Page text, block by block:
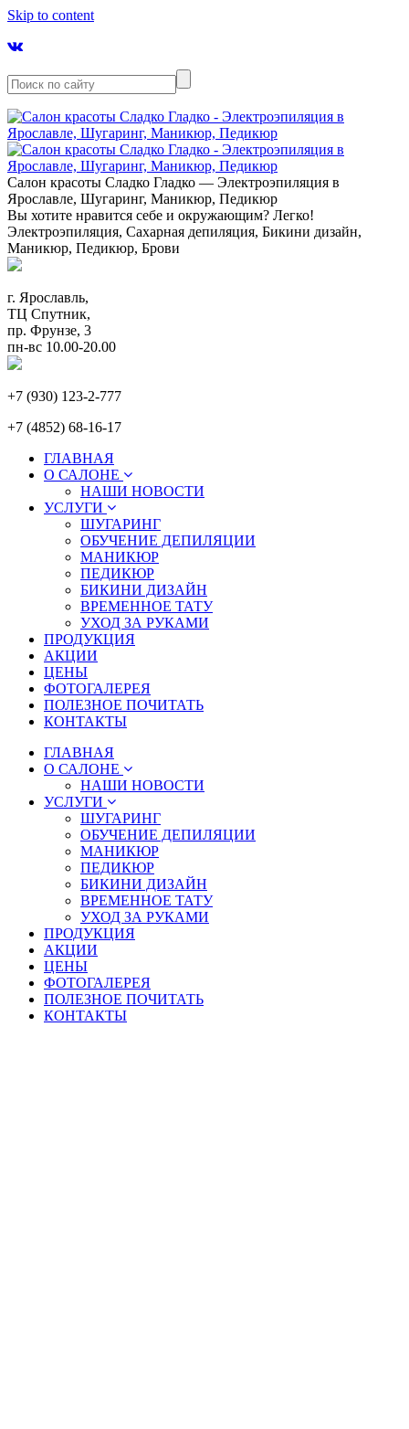
Skip to content
Салон красоты Сладко Гладко — Электроэпиляция в
Ярославле, Шугаринг, Маникюр, Педикюр
Вы хотите нравится себе и окружающим? Легко!
Электроэпиляция, Сахарная депиляция, Бикини дизайн,
Маникюр, Педикюр, Брови
г. Ярославль,
ТЦ Спутник,
пр. Фрунзе, 3
пн-вс 10.00-20.00
+7 (930) 123-2-777
+7 (4852) 68-16-17
ГЛАВНАЯ
О САЛОНЕ
НАШИ НОВОСТИ
УСЛУГИ
ШУГАРИНГ
ОБУЧЕНИЕ ДЕПИЛЯЦИИ
МАНИКЮР
ПЕДИКЮР
БИКИНИ ДИЗАЙН
ВРЕМЕННОЕ ТАТУ
УХОД ЗА РУКАМИ
ПРОДУКЦИЯ
АКЦИИ
ЦЕНЫ
ФОТОГАЛЕРЕЯ
ПОЛЕЗНОЕ ПОЧИТАТЬ
КОНТАКТЫ
ГЛАВНАЯ
О САЛОНЕ
НАШИ НОВОСТИ
УСЛУГИ
ШУГАРИНГ
ОБУЧЕНИЕ ДЕПИЛЯЦИИ
МАНИКЮР
ПЕДИКЮР
БИКИНИ ДИЗАЙН
ВРЕМЕННОЕ ТАТУ
УХОД ЗА РУКАМИ
ПРОДУКЦИЯ
АКЦИИ
ЦЕНЫ
ФОТОГАЛЕРЕЯ
ПОЛЕЗНОЕ ПОЧИТАТЬ
КОНТАКТЫ